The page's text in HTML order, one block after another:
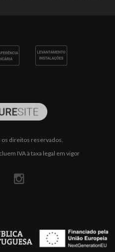
os direitos reservados.
IVA à taxa legal em vigor